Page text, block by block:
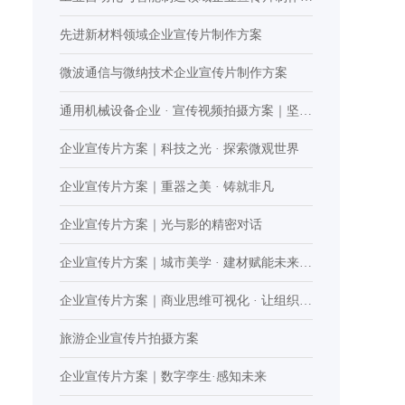
案
先进新材料领域企业宣传片制作方案
微波通信与微纳技术企业宣传片制作方案
通用机械设备企业 · 宣传视频拍摄方案｜坚实
力量
企业宣传片方案｜科技之光 · 探索微观世界
企业宣传片方案｜重器之美 · 铸就非凡
企业宣传片方案｜光与影的精密对话
企业宣传片方案｜城市美学 · 建材赋能未来空
间
企业宣传片方案｜商业思维可视化 · 让组织潜
能持续迸发
旅游企业宣传片拍摄方案
企业宣传片方案｜数字孪生·感知未来